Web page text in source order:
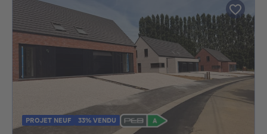
PROJET NEUF 33% VENDU